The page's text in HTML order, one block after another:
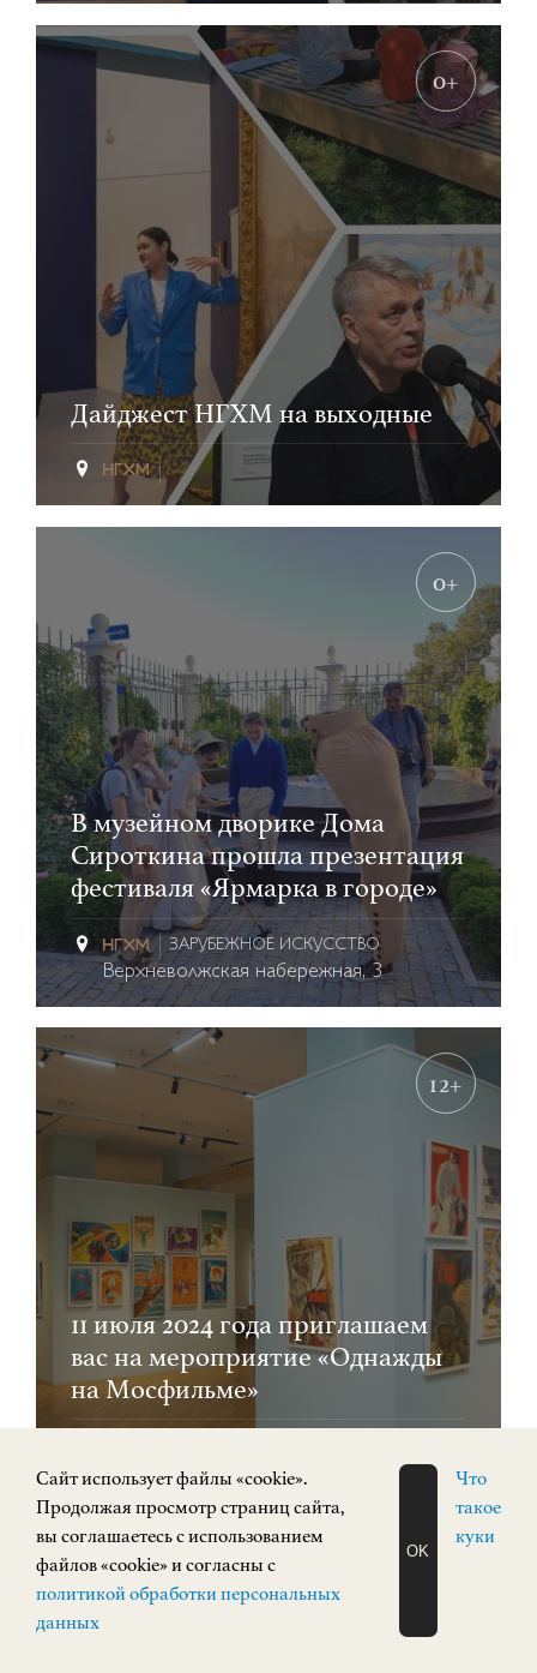
0+
Дайджест НГХМ на выходные
0+
В музейном дворике Дома
Сироткина прошла презентация
фестиваля «Ярмарка в городе»
ЗАРУБЕЖНОЕ ИСКУССТВО
Верхневолжская набережная, 3
12+
11 июля 2024 года приглашаем
вас на мероприятие «Однажды
на Мосфильме»
Площадь Минина и Пожарского, 2/2
ЗАПИСАТЬСЯ
НА ЭКСКУРСИЮ
Cайт использует файлы «cookie».
Продолжая просмотр страниц сайта,
вы соглашаетесь с использованием
файлов «cookie» и согласны с
политикой обработки персональных
данных
OK
Что
такое
куки